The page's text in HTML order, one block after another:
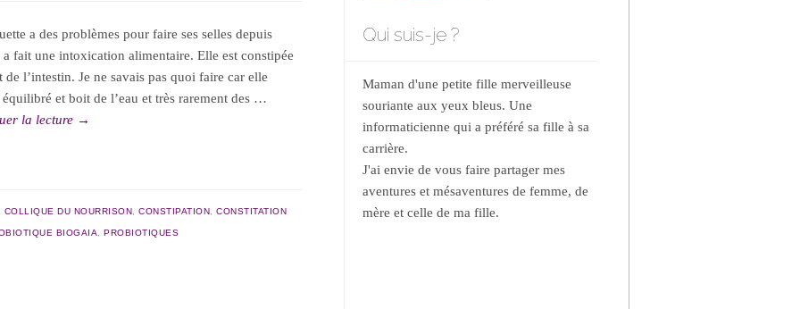
a des problèmes pour faire ses selles depuis
a fait une intoxication alimentaire. Elle est constipée
de l’intestin. Je ne savais pas quoi faire car elle
équilibré et boit de l’eau et très rarement des …
la lecture →
COLLIQUE DU NOURRISON CONSTIPATION CONSTITATION
BIOGAIA PROBIOTIQUES
Qui suis-je ?
Maman d'une petite fille merveilleuse
souriante aux yeux bleus. Une
informaticienne qui a préféré sa fille à sa
carrière.
J'ai envie de vous faire partager mes
aventures et mésaventures de femme, de
mère et celle de ma fille.